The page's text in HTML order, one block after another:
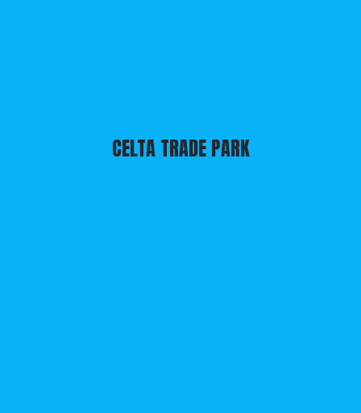
CELTA TRADE PARK